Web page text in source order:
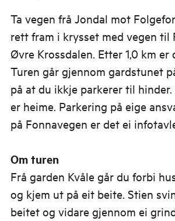
Ta vegen frå Jondal mot
rett fram i krysset med vegen til
Øvre Krossdalen. Etter 1,0 km
Turen går gjennom gardstunet
på at du ikkje parkerer til
er heime. Parkering på eige
på Fonnavegen er det ei
Om turen
Frå garden Kvåle går du forbi
og kjem ut på eit beite. Stien
beitet og vidare gjennom ei